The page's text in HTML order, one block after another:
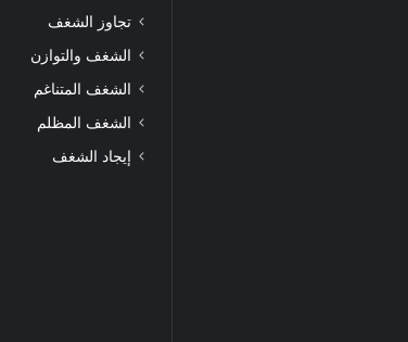
تجاوز الشغف
الشغف والتوازن
الشغف المتناغم
الشغف المظلم
إيجاد الشغف